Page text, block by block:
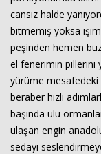
cansız halde
bitmemiş yoksa
peşinden hemen
el fenerimin pillerini
yürüme
beraber hızlı
başında ulu
ulaşan engin
sedayı